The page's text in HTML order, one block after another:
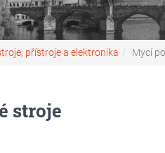
přístroje a elektronika Mycí
stroje